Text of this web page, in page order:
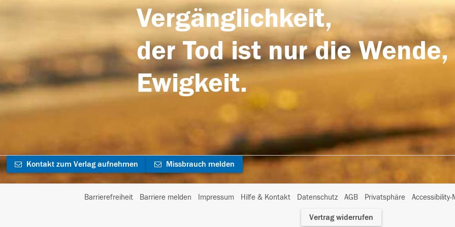
Vergänglichkeit,
der Tod ist nur die
Ewigkeit.
Kontakt zum Verlag aufnehmen Missbrauch melden
Barrierefreiheit Barriere melden Impressum Hilfe & Kontakt Datenschutz AGB Privatsphäre
I
Vertrag widerrufen